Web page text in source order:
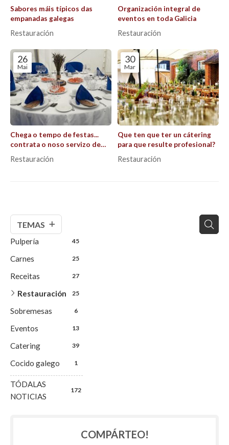
TEMAS
TÓDALAS
NOTICIAS
172
Pulpería 45
Carnes 25
Receitas 27
Restauración 25
Sobremesas 6
Eventos 13
Catering 39
Cocido galego 1
Sabores máis típicos das
empanadas galegas
Restauración
Organización integral de
eventos en toda Galicia
Restauración
26
Mai
Chega o tempo de festas...
contrata o noso servizo de
catering!
Restauración
30
Mar
Que ten que ter un cátering
para que resulte profesional?
Restauración
COMPÁRTEO!